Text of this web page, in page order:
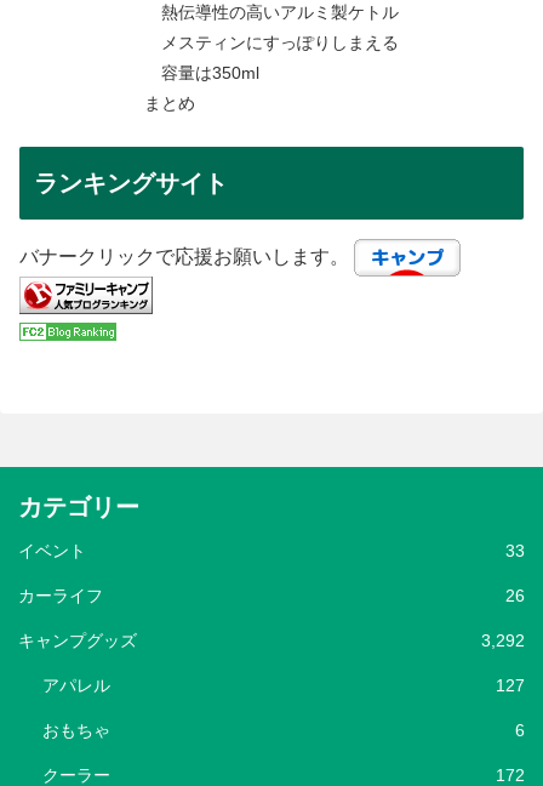
熱伝導性の高いアルミ製ケトル
メスティンにすっぽりしまえる
容量は350ml
まとめ
ランキングサイト
バナークリックで応援お願いします。
カテゴリー
イベント 33
カーライフ 26
キャンプグッズ 3,292
アパレル 127
おもちゃ 6
クーラー 172